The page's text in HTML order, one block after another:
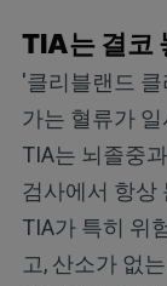
TIA는 결코
'클리블랜드
가는 혈류가
TIA는 뇌졸중
검사에서 항상
TIA가 특히 위
고, 산소가 없